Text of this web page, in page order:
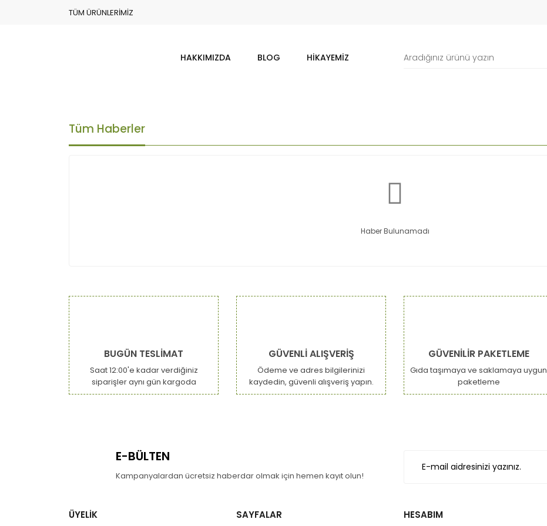
TÜM ÜRÜNLERİMİZ
HAKKIMIZDA BLOG HIKAYEMIZ
Tüm Haberler
Haber Bulunamadı
BUGÜN TESLİMAT
Saat 12:00'e kadar verdiğiniz
siparişler aynı gün kargoda
GÜVENLİ ALIŞVERİŞ
Ödeme ve adres bilgilerinizi
kaydedin, güvenli alışveriş yapın.
GÜVENİLİR PAKETLEME
Gıda taşımaya ve saklamaya uygun
paketleme
E-BÜLTEN
Kampanyalardan ücretsiz haberdar olmak için hemen kayıt olun!
ÜYELİK SAYFALAR HESABIM